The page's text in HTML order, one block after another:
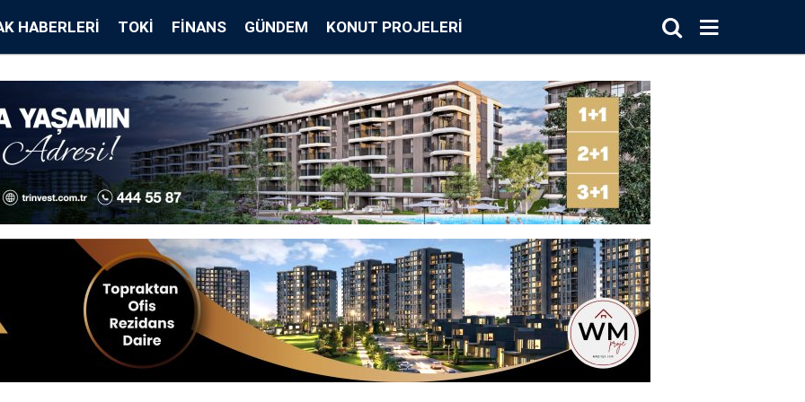
HABERLERI TOKİ FINANS GÜNDEM KONUT PROJELERI